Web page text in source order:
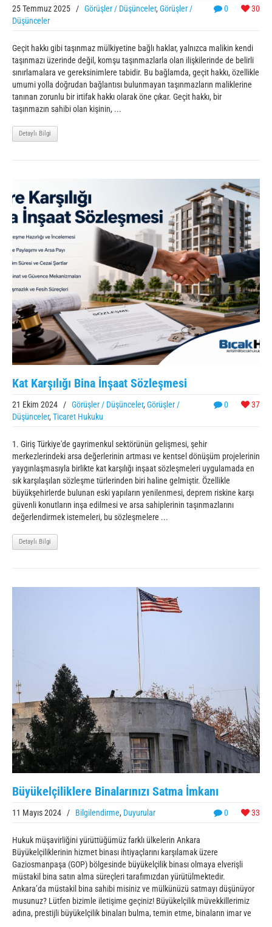
0 30
25 Temmuz 2025 / Görüşler / Düşünceler, Görüşler /
Düşünceler
Geçit hakkı gibi taşınmaz mülkiyetine bağlı haklar, yalnızca malikin kendi
taşınmazı üzerinde değil, komşu taşınmazlarla olan ilişkilerinde de belirli
sınırlamalara ve gereksinimlere tabidir. Bu bağlamda, geçit hakkı, özellikle
umumi yolla doğrudan bağlantısı bulunmayan taşınmazların maliklerine
tanınan zorunlu bir irtifak hakkı olarak öne çıkar. Geçit hakkı, bir
taşınmazın sahibi olan kişinin, ...
Detaylı Bilgi
Kat Karşılığı Bina İnşaat Sözleşmesi
0 37
21 Ekim 2024 / Görüşler / Düşünceler, Görüşler /
Düşünceler, Ticaret Hukuku
1. Giriş Türkiye'de gayrimenkul sektörünün gelişmesi, şehir
merkezlerindeki arsa değerlerinin artması ve kentsel dönüşüm projelerinin
yaygınlaşmasıyla birlikte kat karşılığı inşaat sözleşmeleri uygulamada en
sık karşılaşılan sözleşme türlerinden biri haline gelmiştir. Özellikle
büyükşehirlerde bulunan eski yapıların yenilenmesi, deprem riskine karşı
güvenli konutların inşa edilmesi ve arsa sahiplerinin taşınmazlarını
değerlendirmek istemeleri, bu sözleşmelere ...
Detaylı Bilgi
Büyükelçiliklere Binalarınızı Satma İmkanı
0 33
11 Mayıs 2024 / Bilgilendirme, Duyurular
Hukuk müşavirliğini yürüttüğümüz farklı ülkelerin Ankara
Büyükelçiliklerinin hizmet binası ihtiyaçlarını karşılamak üzere
Gaziosmanpaşa (GOP) bölgesinde büyükelçilik binası olmaya elverişli
müstakil bina satın alma süreçleri tarafımızdan yürütülmektedir.
Ankara’da müstakil bina sahibi misiniz ve mülkünüzü satmayı düşünüyor
musunuz? Lütfen bizimle iletişime geçiniz! Büyükelçilik müvekkillerimiz
adına, prestijli büyükelçilik binaları bulma, temin etme, binaların imar ve